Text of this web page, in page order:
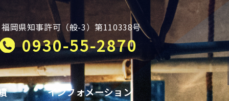
福岡県知事許可（般-3）第110338号
0930-55-2870
インフォメーション